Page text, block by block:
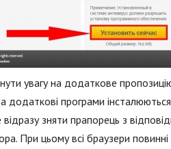
увагу на додаткове
програми
зняти прапорець з
При цьому всі браузери повинні